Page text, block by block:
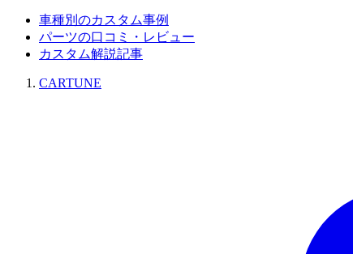
車種別のカスタム事例
パーツの口コミ・レビュー
カスタム解説記事
CARTUNE